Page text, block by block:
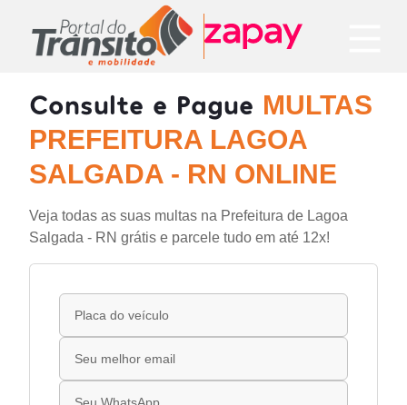
Consulte e Pague MULTAS
PREFEITURA LAGOA
SALGADA - RN ONLINE
Veja todas as suas multas na Prefeitura de Lagoa
Salgada - RN grátis e parcele tudo em até 12x!